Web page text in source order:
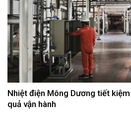
Nhiệt điện Mông Dương tiết
quả vận hành